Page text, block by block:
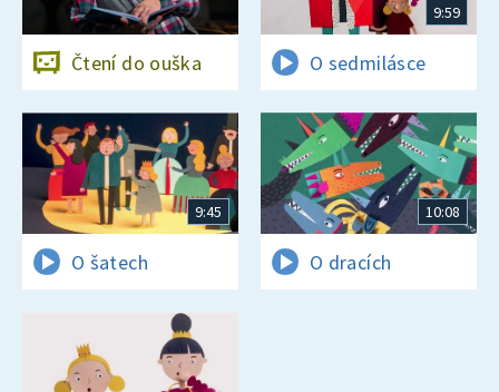
Čtení do ouška
9:59
O sedmilásce
9:45
O šatech
10:08
O dracích